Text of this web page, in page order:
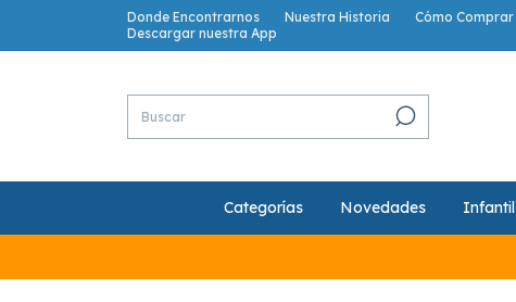
Donde Encontrarnos Nuestra Historia Cómo Comprar
Descargar nuestra App
Categorías Novedades Infantil